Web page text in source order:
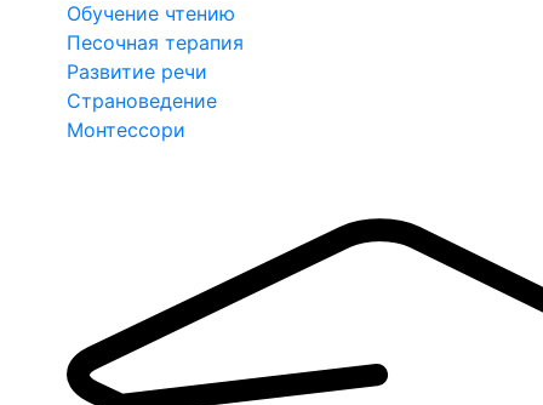
Обучение чтению
Песочная терапия
Развитие речи
Страноведение
Монтессори